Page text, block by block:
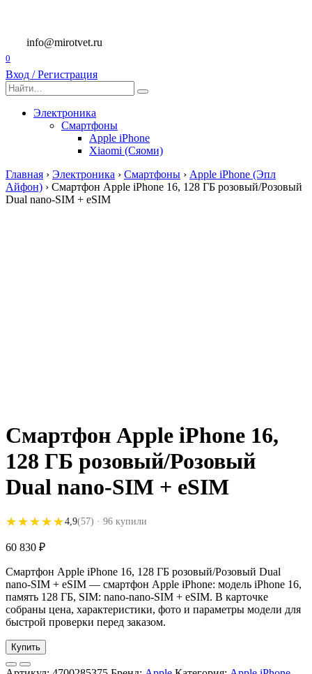
содержанию
info@mirotvet.ru
0
Вход / Регистрация
Search
for:
Электроника
Смартфоны
Apple iPhone
Xiaomi (Сяоми)
Главная › Электроника › Смартфоны › Apple iPhone (Эпл
Айфон) › Смартфон Apple iPhone 16, 128 ГБ розовый/Розовый
Dual nano-SIM + eSIM
Смартфон Apple iPhone 16,
128 ГБ розовый/Розовый
Dual nano-SIM + eSIM
★★★★★
★★★★★4,9(57) · 96 купили
60 830 ₽
Смартфон Apple iPhone 16, 128 ГБ розовый/Розовый Dual
nano-SIM + eSIM — смартфон Apple iPhone: модель iPhone 16,
память 128 ГБ, SIM: nano-nano-SIM + eSIM. В карточке
собраны цена, характеристики, фото и параметры модели для
быстрой проверки перед заказом.
Купить